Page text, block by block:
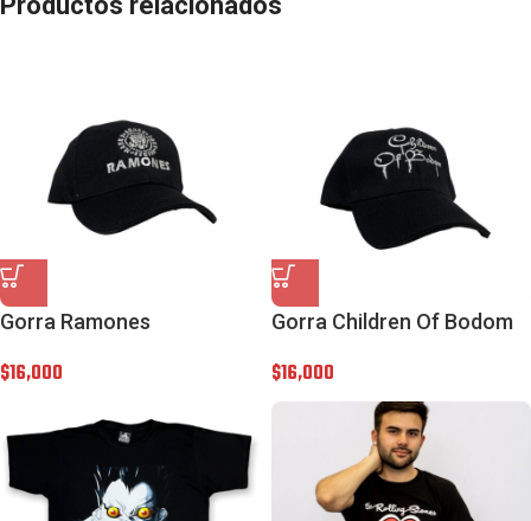
Gorra Ramones
$16,000
Gorra Children Of Bodom
$16,000